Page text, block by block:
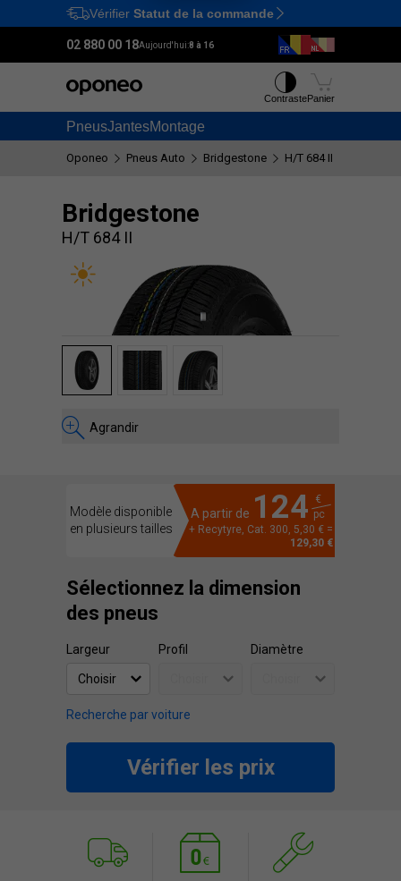
Ctrl M
Vérifier Statut de la commande
02 880 00 18Aujourd'hui:8 à 16
PneusJantesMontage
ContrastePanier
Oponeo Pneus Auto Bridgestone H/T 684 II
Bridgestone
H/T 684 II
Agrandir
Modèle disponible
en plusieurs tailles
A partir de 124
€
pc
+ Recytyre, Cat. 300, 5,30 € =
129,30 €
Sélectionnez la dimension
des pneus
Largeur Profil Diamètre
Recherche par voiture
Vérifier les prix